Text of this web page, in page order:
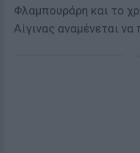
Φλαμπουράρη και το
Αίγινας αναμένεται